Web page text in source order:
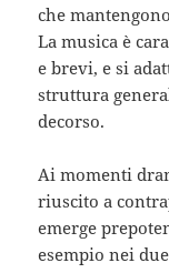
che
La musica è
e brevi, e si
struttura
decorso.
Ai momenti
riuscito a
emerge
esempio nei